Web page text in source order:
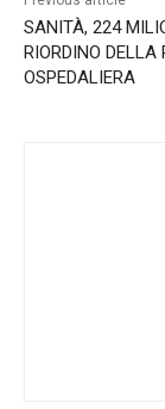
SANITÀ, 224
RIORDINO DELLA
OSPEDALIERA